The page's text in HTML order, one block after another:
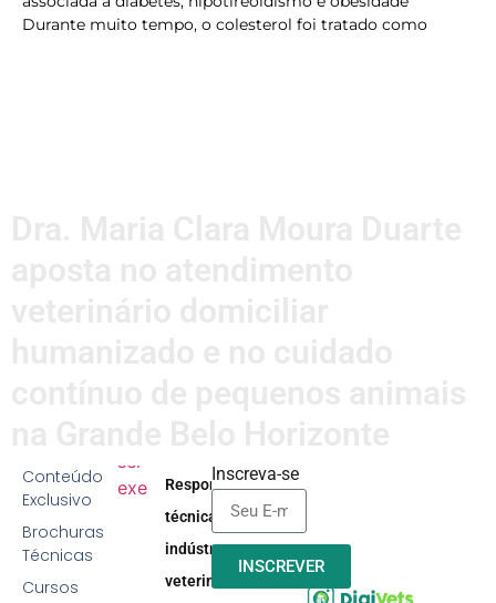
Durante muito tempo, o colesterol foi tratado como
Conteúdo
Exclusivo
Brochuras
Técnicas
Cursos
Responsabilidade
técnica na
indústria
veterinária:
Inscreva-se
INSCREVER